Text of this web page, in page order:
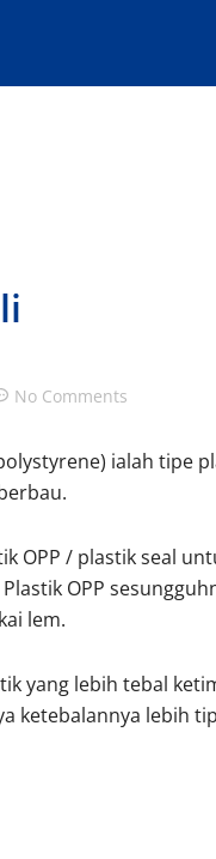
No Comments
ialah tipe
OPP / plastik seal
OPP
lem.
yang lebih tebal
ketebalannya lebih